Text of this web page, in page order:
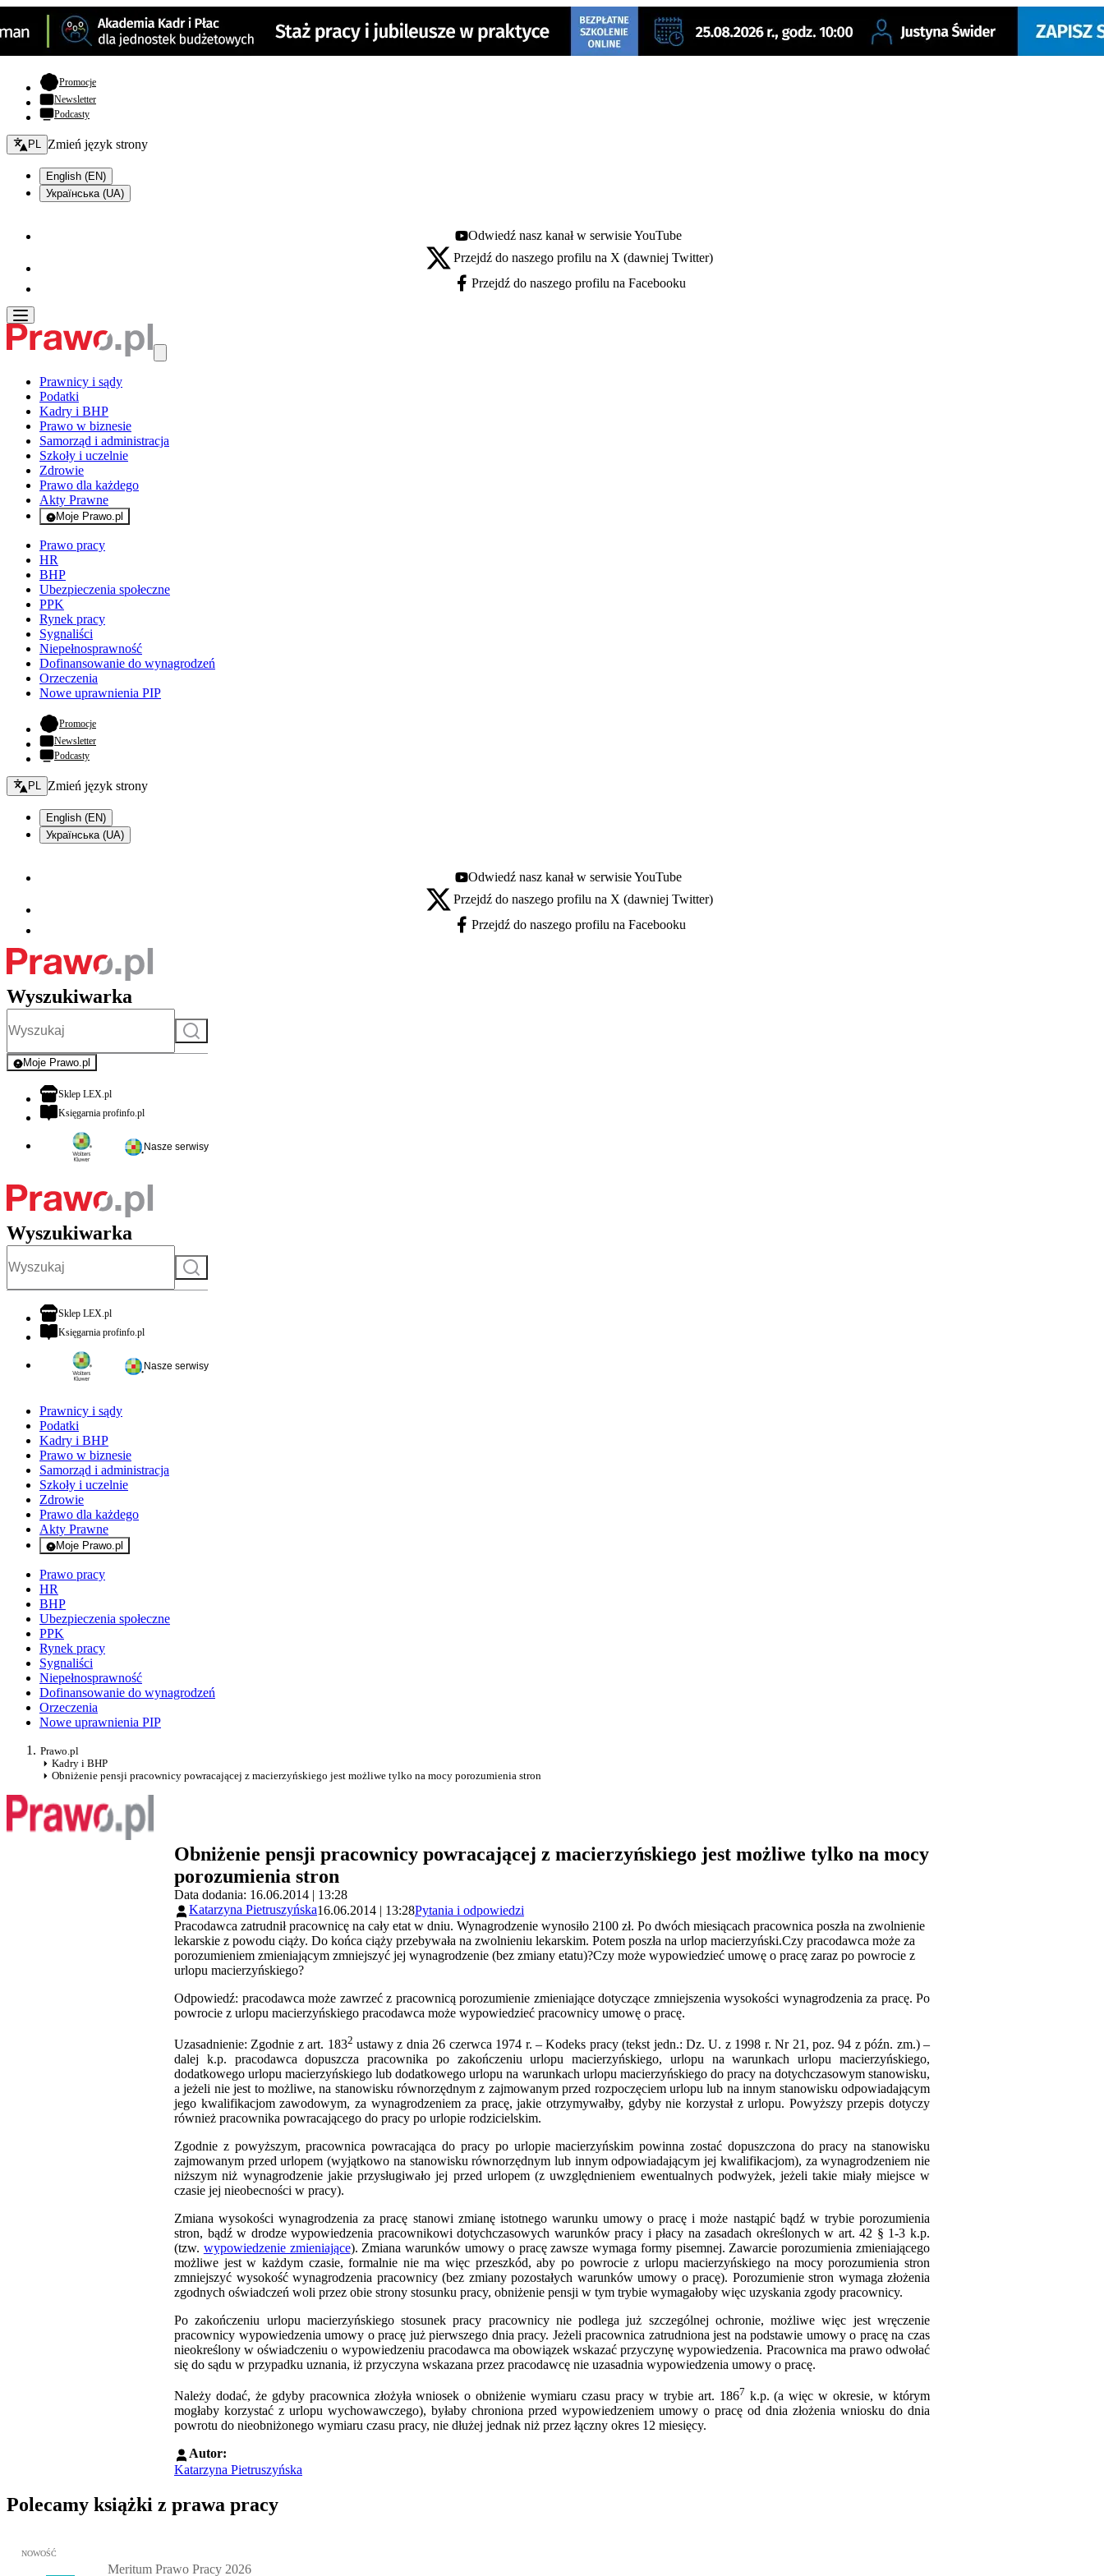
Promocje- otwiera się w nowej karcie
Newsletter
Podcasty
Zmień język - bieżący:
PL Zmień język strony
English (EN)
Українська (UA)
Youtube - otwiera się w nowej karcie
Odwiedź nasz kanał w serwisie YouTube
X - otwiera się w nowej karcie
Przejdź do naszego profilu na X (dawniej Twitter)
Facebook - otwiera się w nowej karcie
Przejdź do naszego profilu na Facebooku
Prawnicy i sądy
Podatki
Kadry i BHP
Prawo w biznesie
Samorząd i administracja
Szkoły i uczelnie
Zdrowie
Prawo dla każdego
Akty Prawne
Moje Prawo.pl
- rejestracja i logowanie do serwisu
Prawo pracy
HR
BHP
Ubezpieczenia społeczne
PPK
Rynek pracy
Sygnaliści
Niepełnosprawność
Dofinansowanie do wynagrodzeń
Orzeczenia
Nowe uprawnienia PIP
Promocje- otwiera się w nowej karcie
Newsletter
Podcasty
Zmień język - bieżący:
PL Zmień język strony
English (EN)
Українська (UA)
Youtube - otwiera się w nowej karcie
Odwiedź nasz kanał w serwisie YouTube
X - otwiera się w nowej karcie
Przejdź do naszego profilu na X (dawniej Twitter)
Facebook - otwiera się w nowej karcie
Przejdź do naszego profilu na Facebooku
Wyszukiwarka
Szukaj
Moje Prawo.pl
- rejestracja i logowanie do serwisu
Sklep LEX.plotwiera się w nowej karcie
Księgarnia profinfo.plotwiera się w nowej karcie
Nasze serwisy
Wyszukiwarka
Szukaj
Sklep LEX.plotwiera się w nowej karcie
Księgarnia profinfo.plotwiera się w nowej karcie
Nasze serwisy
Prawnicy i sądy
Podatki
Kadry i BHP
Prawo w biznesie
Samorząd i administracja
Szkoły i uczelnie
Zdrowie
Prawo dla każdego
Akty Prawne
Moje Prawo.pl
- rejestracja i logowanie do serwisu
Prawo pracy
HR
BHP
Ubezpieczenia społeczne
PPK
Rynek pracy
Sygnaliści
Niepełnosprawność
Dofinansowanie do wynagrodzeń
Orzeczenia
Nowe uprawnienia PIP
Prawo.pl
Kadry i BHP
Obniżenie pensji pracownicy powracającej z macierzyńskiego jest możliwe tylko na mocy porozumienia stron
Obniżenie pensji pracownicy powracającej z macierzyńskiego jest możliwe tylko na mocy
porozumienia stron
Data dodania: 16.06.2014 | 13:28
Katarzyna Pietruszyńska16.06.2014 | 13:28Pytania i odpowiedzi
Pracodawca zatrudnił pracownicę na cały etat w dniu. Wynagrodzenie wynosiło 2100 zł. Po dwóch miesiącach pracownica poszła na zwolnienie
lekarskie z powodu ciąży. Do końca ciąży przebywała na zwolnieniu lekarskim. Potem poszła na urlop macierzyński.Czy pracodawca może za
porozumieniem zmieniającym zmniejszyć jej wynagrodzenie (bez zmiany etatu)?Czy może wypowiedzieć umowę o pracę zaraz po powrocie z
urlopu macierzyńskiego?
Odpowiedź: pracodawca może zawrzeć z pracownicą porozumienie zmieniające dotyczące zmniejszenia wysokości wynagrodzenia za pracę. Po
powrocie z urlopu macierzyńskiego pracodawca może wypowiedzieć pracownicy umowę o pracę.
Uzasadnienie: Zgodnie z art. 1832 ustawy z dnia 26 czerwca 1974 r. – Kodeks pracy (tekst jedn.: Dz. U. z 1998 r. Nr 21, poz. 94 z późn. zm.) –
dalej k.p. pracodawca dopuszcza pracownika po zakończeniu urlopu macierzyńskiego, urlopu na warunkach urlopu macierzyńskiego,
dodatkowego urlopu macierzyńskiego lub dodatkowego urlopu na warunkach urlopu macierzyńskiego do pracy na dotychczasowym stanowisku,
a jeżeli nie jest to możliwe, na stanowisku równorzędnym z zajmowanym przed rozpoczęciem urlopu lub na innym stanowisku odpowiadającym
jego kwalifikacjom zawodowym, za wynagrodzeniem za pracę, jakie otrzymywałby, gdyby nie korzystał z urlopu. Powyższy przepis dotyczy
również pracownika powracającego do pracy po urlopie rodzicielskim.
Zgodnie z powyższym, pracownica powracająca do pracy po urlopie macierzyńskim powinna zostać dopuszczona do pracy na stanowisku
zajmowanym przed urlopem (wyjątkowo na stanowisku równorzędnym lub innym odpowiadającym jej kwalifikacjom), za wynagrodzeniem nie
niższym niż wynagrodzenie jakie przysługiwało jej przed urlopem (z uwzględnieniem ewentualnych podwyżek, jeżeli takie miały miejsce w
czasie jej nieobecności w pracy).
Zmiana wysokości wynagrodzenia za pracę stanowi zmianę istotnego warunku umowy o pracę i może nastąpić bądź w trybie porozumienia
stron, bądź w drodze wypowiedzenia pracownikowi dotychczasowych warunków pracy i płacy na zasadach określonych w art. 42 § 1-3 k.p.
(tzw. wypowiedzenie zmieniające). Zmiana warunków umowy o pracę zawsze wymaga formy pisemnej. Zawarcie porozumienia zmieniającego
możliwe jest w każdym czasie, formalnie nie ma więc przeszkód, aby po powrocie z urlopu macierzyńskiego na mocy porozumienia stron
zmniejszyć wysokość wynagrodzenia pracownicy (bez zmiany pozostałych warunków umowy o pracę). Porozumienie stron wymaga złożenia
zgodnych oświadczeń woli przez obie strony stosunku pracy, obniżenie pensji w tym trybie wymagałoby więc uzyskania zgody pracownicy.
Po zakończeniu urlopu macierzyńskiego stosunek pracy pracownicy nie podlega już szczególnej ochronie, możliwe więc jest wręczenie
pracownicy wypowiedzenia umowy o pracę już pierwszego dnia pracy. Jeżeli pracownica zatrudniona jest na podstawie umowy o pracę na czas
nieokreślony w oświadczeniu o wypowiedzeniu pracodawca ma obowiązek wskazać przyczynę wypowiedzenia. Pracownica ma prawo odwołać
się do sądu w przypadku uznania, iż przyczyna wskazana przez pracodawcę nie uzasadnia wypowiedzenia umowy o pracę.
Należy dodać, że gdyby pracownica złożyła wniosek o obniżenie wymiaru czasu pracy w trybie art. 1867 k.p. (a więc w okresie, w którym
mogłaby korzystać z urlopu wychowawczego), byłaby chroniona przed wypowiedzeniem umowy o pracę od dnia złożenia wniosku do dnia
powrotu do nieobniżonego wymiaru czasu pracy, nie dłużej jednak niż przez łączny okres 12 miesięcy.
Autor:
Katarzyna Pietruszyńska
Polecamy książki z prawa pracy
Przejdź do: Meritum Prawo Pracy 2026, Kazimierz Jaśkowski - otwiera się w nowym oknie
NOWOŚĆ
Meritum Prawo Pracy 2026